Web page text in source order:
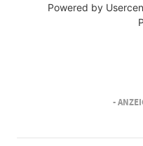
Powered by
-